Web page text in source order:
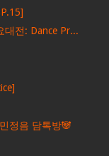
대전: Dance Pr...
정음 담톡방🐼